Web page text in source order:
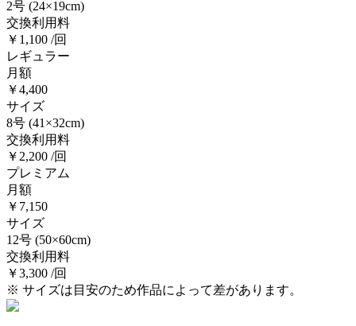
2号 (24×19cm)
交換利用料
￥1,100 /回
レギュラー
月額
￥4,400
サイズ
8号 (41×32cm)
交換利用料
￥2,200 /回
プレミアム
月額
￥7,150
サイズ
12号 (50×60cm)
交換利用料
￥3,300 /回
※ サイズは目安のため作品によって差があります。